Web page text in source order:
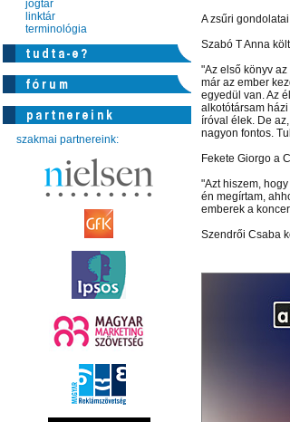
jogtár
linktár
terminológia
szakmai partnereink:
A zsűri
Szabó T Anna
"Az első könyv
már az ember
egyedül van. Az
alkotótársam
íróval élek. De
nagyon fontos.
Fekete Giorgo a
"Azt hiszem,
én megírtam,
emberek a
Szendrői Csaba